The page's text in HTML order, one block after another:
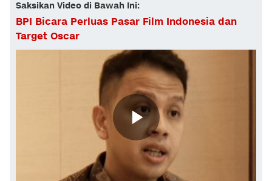
Saksikan Video di Bawah Ini:
BPI Bicara Perluas Pasar Film Indonesia dan
Target Oscar